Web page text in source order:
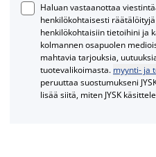
Haluan vastaanottaa
henkilökohtaisesti
henkilökohtaisiin tietoihini ja
kolmannen osapuolen
mahtavia tarjouksia,
tuotevalikoimasta. myynti- ja
peruuttaa suostumukseni
lisää siitä, miten JYSK